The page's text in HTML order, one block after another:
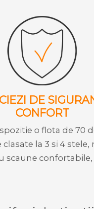
DE
CONFORT
o flota de 70
la 3 si 4 stele,
scaune confortabile,